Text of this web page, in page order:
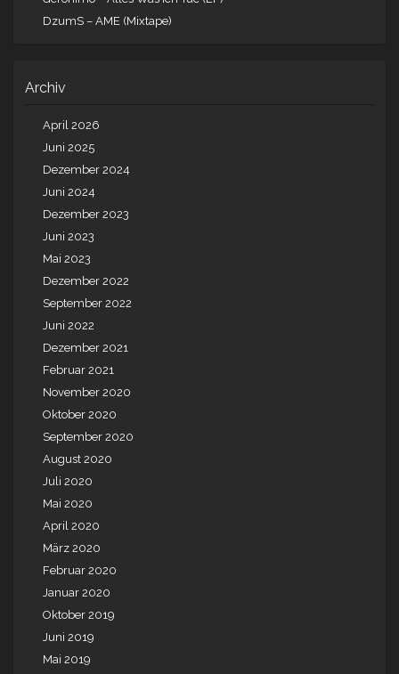
DzumS – AME (Mixtape)
Archiv
April 2026
Juni 2025
Dezember 2024
Juni 2024
Dezember 2023
Juni 2023
Mai 2023
Dezember 2022
September 2022
Juni 2022
Dezember 2021
Februar 2021
November 2020
Oktober 2020
September 2020
August 2020
Juli 2020
Mai 2020
April 2020
März 2020
Februar 2020
Januar 2020
Oktober 2019
Juni 2019
Mai 2019